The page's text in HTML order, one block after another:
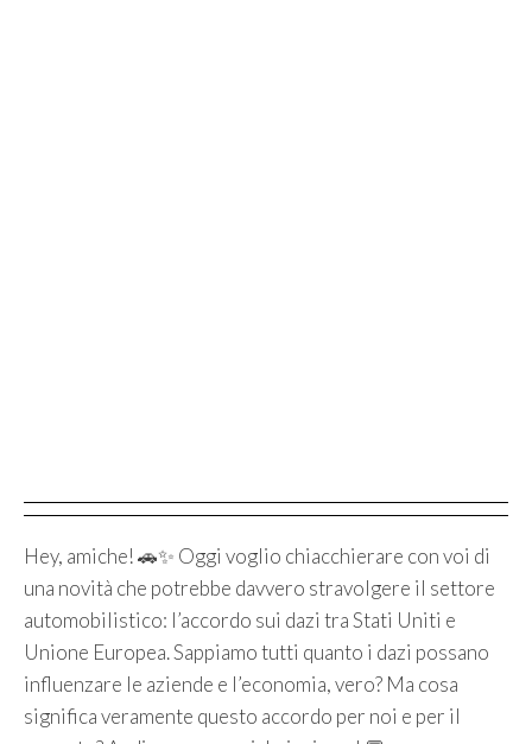
Hey, amiche! 🚗✨ Oggi voglio chiacchierare con voi di
una novità che potrebbe davvero stravolgere il settore
automobilistico: l’accordo sui dazi tra Stati Uniti e
Unione Europea. Sappiamo tutti quanto i dazi possano
influenzare le aziende e l’economia, vero? Ma cosa
significa veramente questo accordo per noi e per il